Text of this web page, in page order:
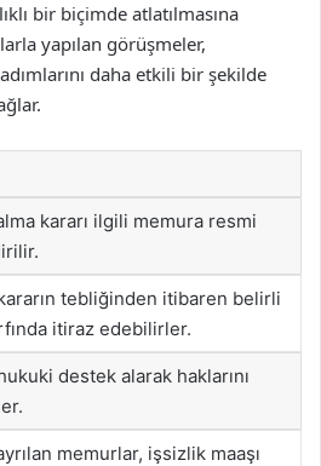
bir biçimde atlatılmasına
yapılan görüşmeler,
daha etkili bir şekilde
kararı ilgili memura resmi
tebliğinden itibaren belirli
itiraz edebilirler.
destek alarak haklarını
memurlar, işsizlik maaşı